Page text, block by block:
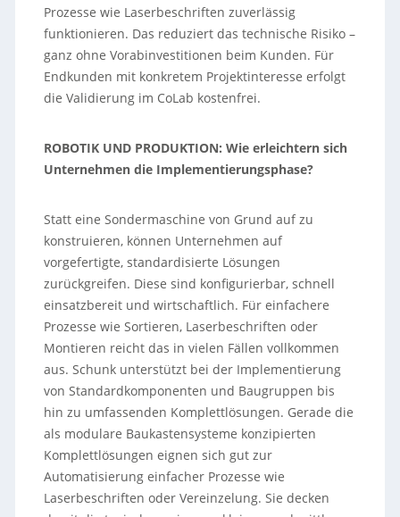
Prozesse wie Laserbeschriften zuverlässig
funktionieren. Das reduziert das technische Risiko –
ganz ohne Vorabinvestitionen beim Kunden. Für
Endkunden mit konkretem Projektinteresse erfolgt
die Validierung im CoLab kostenfrei.
ROBOTIK UND PRODUKTION: Wie erleichtern sich
Unternehmen die Implementierungsphase?
Statt eine Sondermaschine von Grund auf zu
konstruieren, können Unternehmen auf
vorgefertigte, standardisierte Lösungen
zurückgreifen. Diese sind konfigurierbar, schnell
einsatzbereit und wirtschaftlich. Für einfachere
Prozesse wie Sortieren, Laserbeschriften oder
Montieren reicht das in vielen Fällen vollkommen
aus. Schunk unterstützt bei der Implementierung
von Standardkomponenten und Baugruppen bis
hin zu umfassenden Komplettlösungen. Gerade die
als modulare Baukastensysteme konzipierten
Komplettlösungen eignen sich gut zur
Automatisierung einfacher Prozesse wie
Laserbeschriften oder Vereinzelung. Sie decken